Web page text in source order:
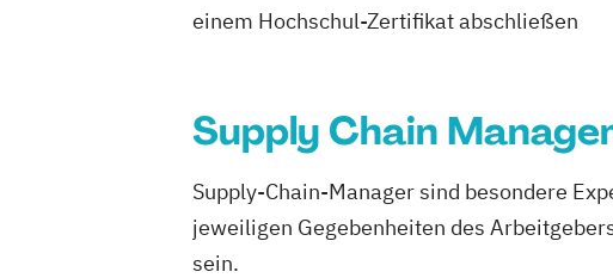
einem Hochschul-Zertifikat abschließen
Supply Chain
Supply-Chain-Manager sind besondere
jeweiligen Gegebenheiten des
sein.